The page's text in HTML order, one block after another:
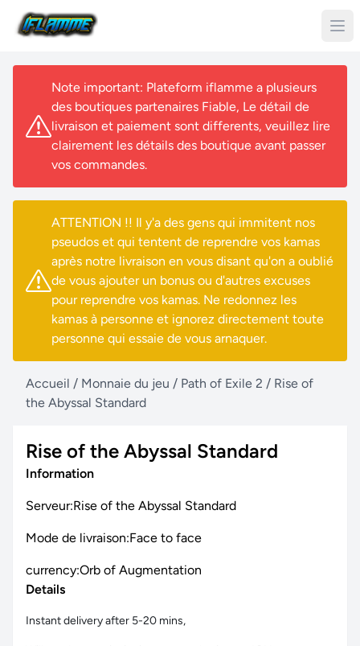
Note important: Plateform iflamme a plusieurs
des boutiques partenaires Fiable, Le détail de
livraison et paiement sont differents, veuillez lire
clairement les détails des boutique avant passer
vos commandes.
ATTENTION !! Il y'a des gens qui immitent nos
pseudos et qui tentent de reprendre vos kamas
après notre livraison en vous disant qu'on a oublié
de vous ajouter un bonus ou d'autres excuses
pour reprendre vos kamas. Ne redonnez les
kamas à personne et ignorez directement toute
personne qui essaie de vous arnaquer.
Accueil / Monnaie du jeu / Path of Exile 2 / Rise of
the Abyssal Standard
Rise of the Abyssal Standard
Information
Serveur:Rise of the Abyssal Standard
Mode de livraison:Face to face
currency:Orb of Augmentation
Details
Instant delivery after 5-20 mins,